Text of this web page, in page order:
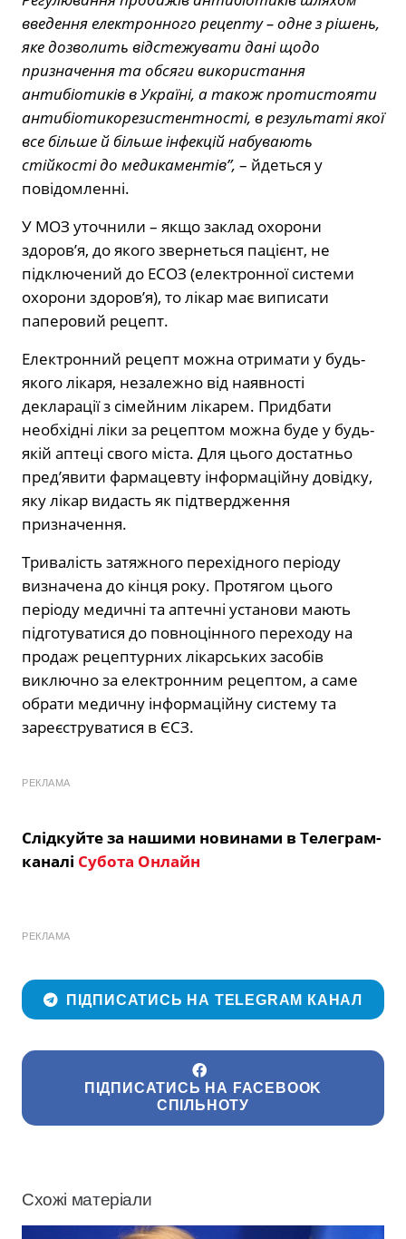
введення електронного рецепту – одне з рішень,
яке дозволить відстежувати дані щодо
призначення та обсяги використання
антибіотиків в Україні, а також протистояти
антибіотикорезистентності, в результаті якої
все більше й більше інфекцій набувають
стійкості до медикаментів”, – йдеться у
повідомленні.
У МОЗ уточнили – якщо заклад охорони
здоровʼя, до якого звернеться пацієнт, не
підключений до ЕСОЗ (електронної системи
охорони здоровʼя), то лікар має виписати
паперовий рецепт.
Електронний рецепт можна отримати у будь-
якого лікаря, незалежно від наявності
декларації з сімейним лікарем. Придбати
необхідні ліки за рецептом можна буде у будь-
якій аптеці свого міста. Для цього достатньо
пред’явити фармацевту інформаційну довідку,
яку лікар видасть як підтвердження
призначення.
Тривалість затяжного перехідного періоду
визначена до кінця року. Протягом цього
періоду медичні та аптечні установи мають
підготуватися до повноцінного переходу на
продаж рецептурних лікарських засобів
виключно за електронним рецептом, а саме
обрати медичну інформаційну систему та
зареєструватися в ЄСЗ.
РЕКЛАМА
Слідкуйте за нашими новинами в Телеграм-
каналі Субота Онлайн
РЕКЛАМА
ПІДПИСАТИСЬ НА TELEGRAM КАНАЛ
ПІДПИСАТИСЬ НА FACEBOOK
СПІЛЬНОТУ
Схожі матеріали